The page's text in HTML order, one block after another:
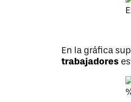
En la gráfica
trabajadores